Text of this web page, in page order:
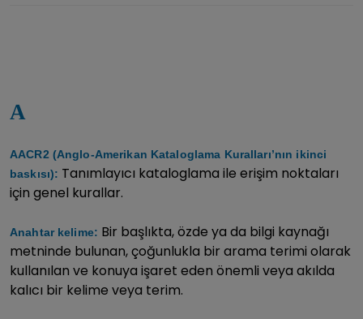
A
AACR2 (Anglo-Amerikan Kataloglama Kuralları’nın ikinci
baskısı): Tanımlayıcı kataloglama ile erişim noktaları
için genel kurallar.
Anahtar kelime: Bir başlıkta, özde ya da bilgi kaynağı
metninde bulunan, çoğunlukla bir arama terimi olarak
kullanılan ve konuya işaret eden önemli veya akılda
kalıcı bir kelime veya terim.